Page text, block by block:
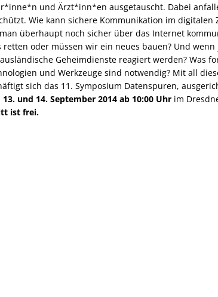
und Ärzt*inn*en ausgetauscht. Dabei
Wie kann sichere Kommunikation im digitalen
überhaupt noch sicher über das Internet
oder müssen wir ein neues bauen? Und wenn
Geheimdienste reagiert werden? Was
und Werkzeuge sind notwendig? Mit all
sich das 11. Symposium Datenspuren,
13. und 14. September 2014 ab 10:00 Uhr im
ist frei.